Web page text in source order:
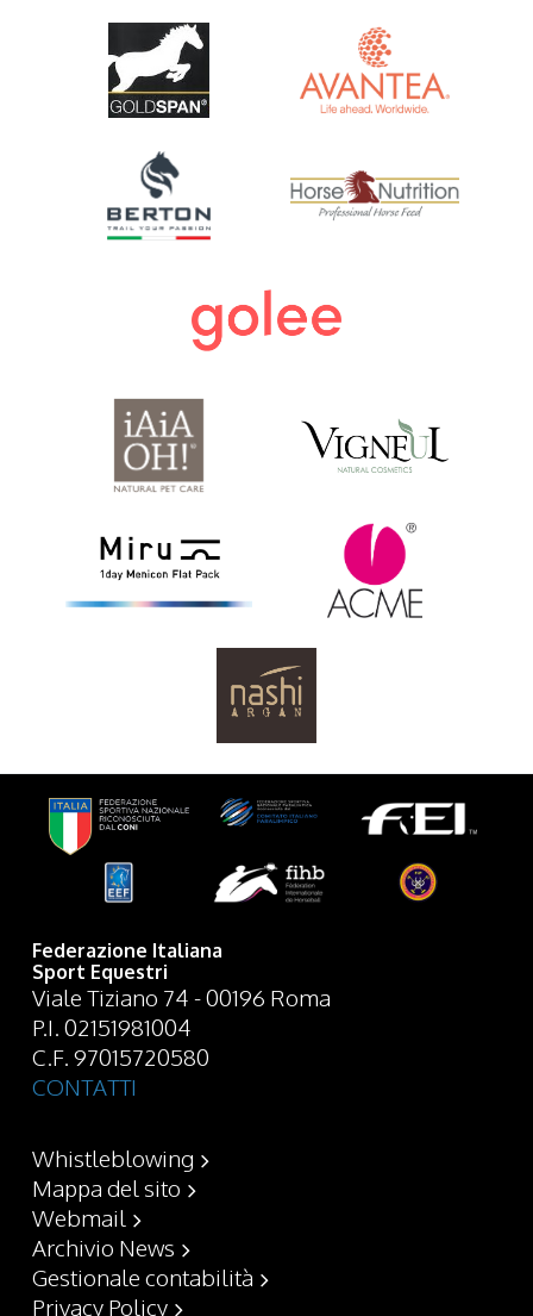
Federazione Italiana
Sport Equestri
Viale Tiziano 74 - 00196 Roma
P.I. 02151981004
C.F. 97015720580
CONTATTI
Whistleblowing
Mappa del sito
Webmail
Archivio News
Gestionale contabilità
Privacy Policy